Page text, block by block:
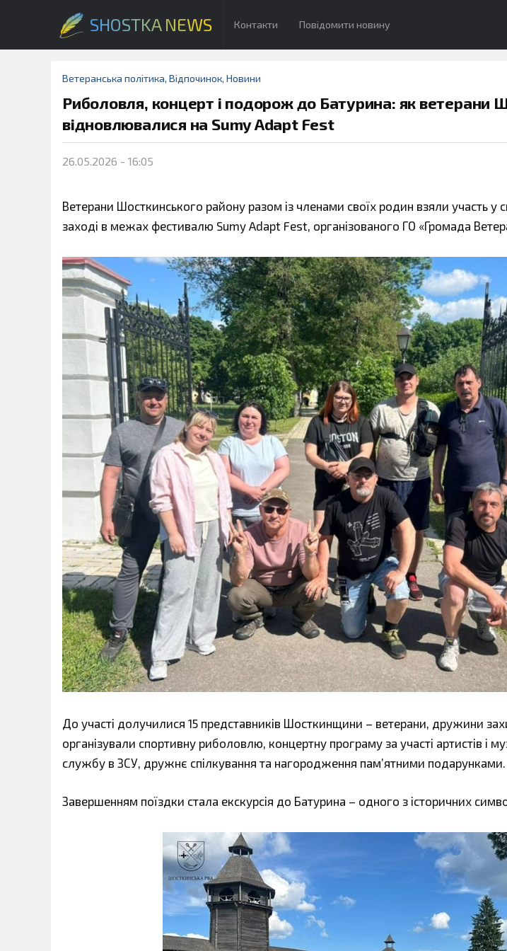
SHOSTKA NEWS Контакти Повідомити новину
Ветеранська політика, Відпочинок, Новини
Риболовля, концерт і подорож до Батурина: як ветерани
відновлювалися на Sumy Adapt Fest
26.05.2026 - 16:05
Ветерани Шосткинського району разом із членами своїх родин взяли участь у
заході в межах фестивалю Sumy Adapt Fest, організованого ГО «Громада
До участі долучилися 15 представників Шосткинщини – ветерани, дружини
організували спортивну риболовлю, концертну програму за участі артистів і
службу в ЗСУ, дружнє спілкування та нагородження пам’ятними подарунками.
Завершенням поїздки стала екскурсія до Батурина – одного з історичних